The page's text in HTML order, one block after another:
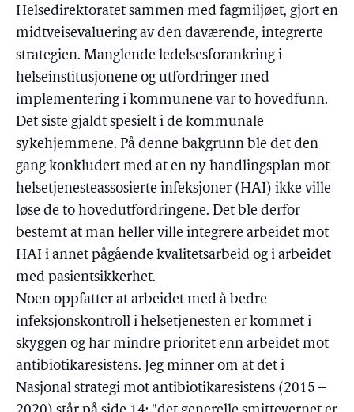
Helsedirektoratet sammen med fagmiljøet, gjort en
midtveisevaluering av den daværende, integrerte
strategien. Manglende ledelsesforankring i
helseinstitusjonene og utfordringer med
implementering i kommunene var to hovedfunn.
Det siste gjaldt spesielt i de kommunale
sykehjemmene. På denne bakgrunn ble det den
gang konkludert med at en ny handlingsplan mot
helsetjenesteassosierte infeksjoner (HAI) ikke ville
løse de to hovedutfordringene. Det ble derfor
bestemt at man heller ville integrere arbeidet mot
HAI i annet pågående kvalitetsarbeid og i arbeidet
med pasientsikkerhet.
Noen oppfatter at arbeidet med å bedre
infeksjonskontroll i helsetjenesten er kommet i
skyggen og har mindre prioritet enn arbeidet mot
antibiotikaresistens. Jeg minner om at det i
Nasjonal strategi mot antibiotikaresistens (2015 –